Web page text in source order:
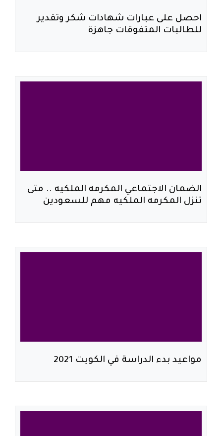
احصل على عبارات شهادات شكر وتقدير
للطالبات المتفوقات جاهزة
الضمان الاجتماعي المكرمه الملكيه .. متى
تنزل المكرمه الملكيه مهم للسعودين
مواعيد بدء الدراسة في الكويت 2021